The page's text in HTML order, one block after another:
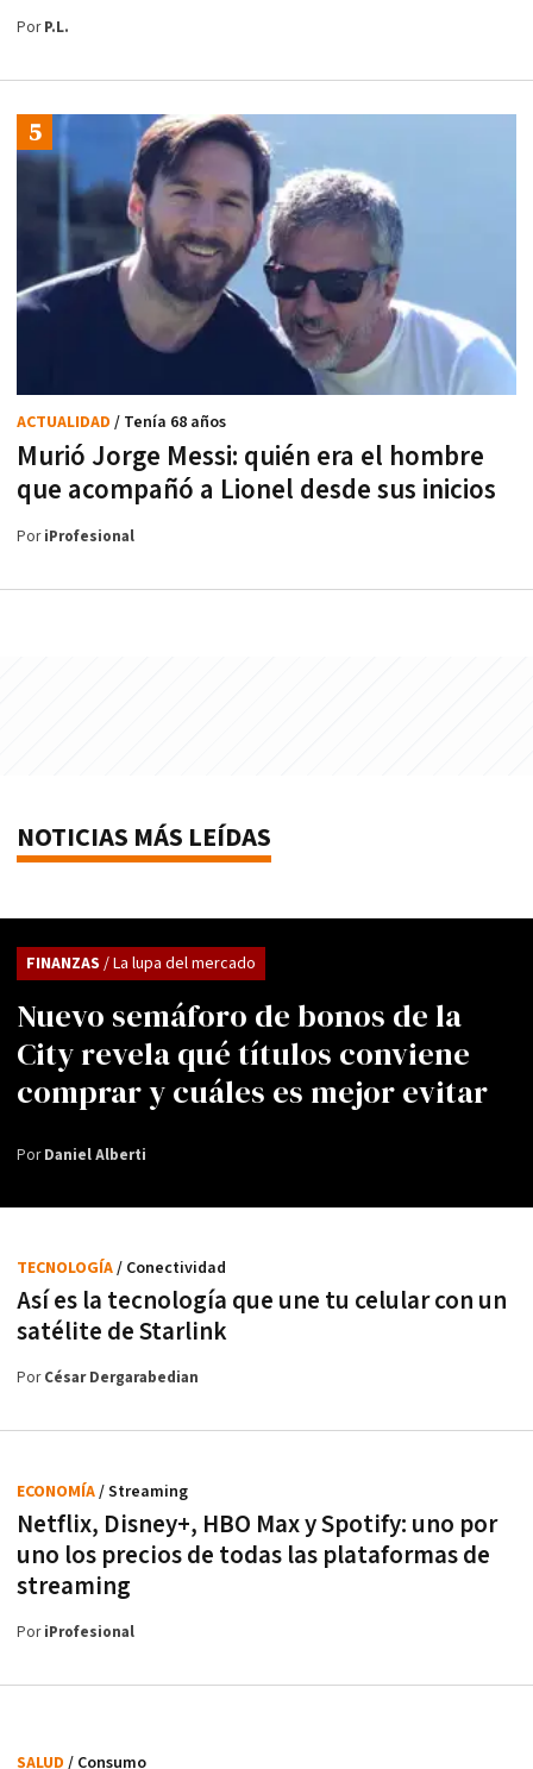
PorP.L.
Murió Jorge Messi: quién era el hombre
que acompañó a Lionel desde sus inicios
ACTUALIDAD / Tenía 68 años
PoriProfesional
NOTICIAS MÁS LEÍDAS
Nuevo semáforo de bonos de la
City revela qué títulos conviene
comprar y cuáles es mejor evitar
FINANZAS / La lupa del mercado
PorDaniel Alberti
Así es la tecnología que une tu celular con un
satélite de Starlink
TECNOLOGÍA/ Conectividad
PorCésar Dergarabedian
Netflix, Disney+, HBO Max y Spotify: uno por
uno los precios de todas las plataformas de
streaming
ECONOMÍA/ Streaming
PoriProfesional
SALUD / Consumo